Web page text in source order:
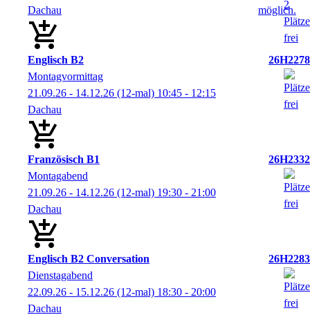
Dachau
Englisch B2
26H2278
Montagvormittag
21.09.26 - 14.12.26 (12-mal) 10:45 - 12:15
Dachau
Französisch B1
26H2332
Montagabend
21.09.26 - 14.12.26 (12-mal) 19:30 - 21:00
Dachau
Englisch B2 Conversation
26H2283
Dienstagabend
22.09.26 - 15.12.26 (12-mal) 18:30 - 20:00
Dachau